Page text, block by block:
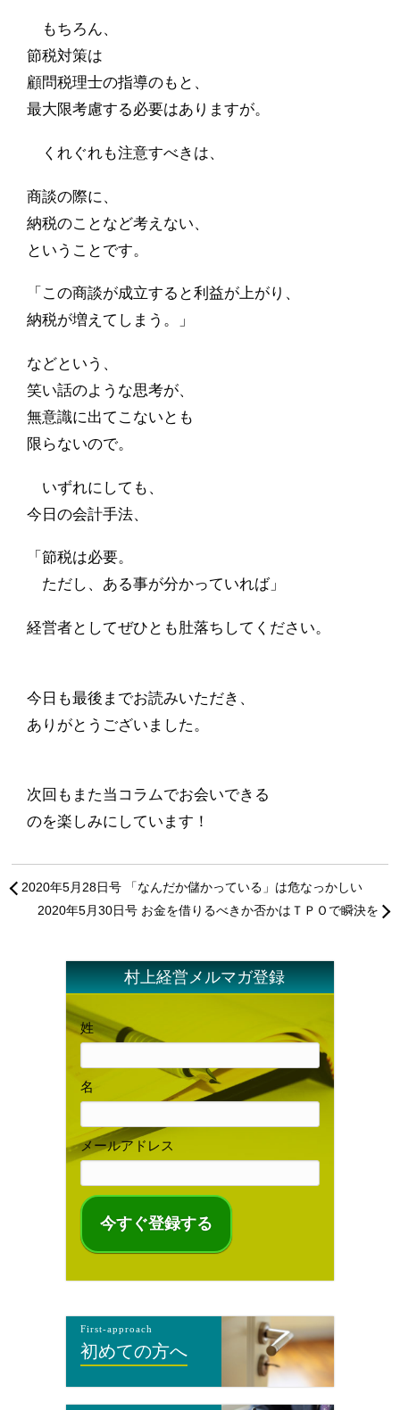
もちろん、
節税対策は
顧問税理士の指導のもと、
最大限考慮する必要はありますが。
くれぐれも注意すべきは、
商談の際に、
納税のことなど考えない、
ということです。
「この商談が成立すると利益が上がり、
納税が増えてしまう。」
などという、
笑い話のような思考が、
無意識に出てこないとも
限らないので。
いずれにしても、
今日の会計手法、
「節税は必要。
ただし、ある事が分かっていれば」
経営者としてぜひとも肚落ちしてください。
今日も最後までお読みいただき、
ありがとうございました。
次回もまた当コラムでお会いできる
のを楽しみにしています！
2020年5月28日号 「なんだか儲かっている」は危なっかしい
2020年5月30日号 お金を借りるべきか否かはＴＰＯで瞬決を
村上経営メルマガ登録
姓
名
メールアドレス
First-approach
初めての方へ